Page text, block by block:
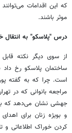
که این اقدامات
موثر باشند.
درس "پلاسکو" به انتقال
ساختمان پلاسکو رخ
جهشی نشان می‌دهد که
و بویژه زنان برای
کردن خوراک اطلاعاتی